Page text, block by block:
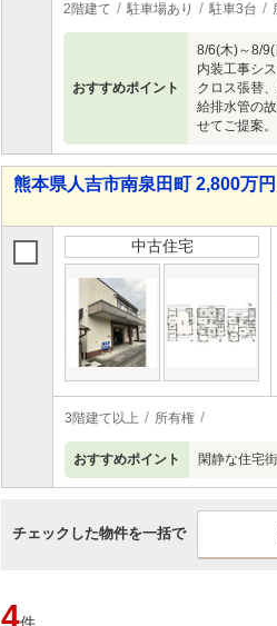
2階建て 駐車場あり 駐車3台
おすすめポイント
8/6(木)～8/
内装工事シ
クロス張替
給排水管の
せてご提案。
熊本県人吉市南泉田町 2,800万
中古住宅
3階建て以上 所有権
おすすめポイント 閑静な住宅
チェックした物件を一括で
4